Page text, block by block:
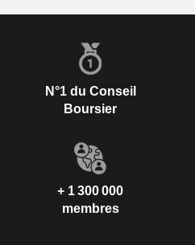
N°1 du Conseil
Boursier
+ 1 300 000
membres